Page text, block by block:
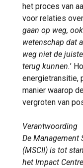
het proces van
voor relaties
gaan op weg,
wetenschap dat
weg niet de
terug kunnen.’
energietransitie,
manier waarop
vergroten van
Verantwoording
De Management
(MSCII) is tot
het Impact